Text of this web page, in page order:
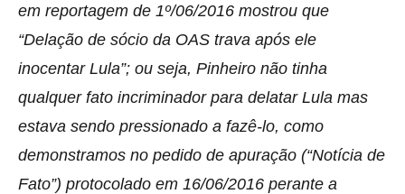
em reportagem de 1º/06/2016 mostrou que
“Delação de sócio da OAS trava após ele
inocentar Lula”; ou seja, Pinheiro não tinha
qualquer fato incriminador para delatar Lula mas
estava sendo pressionado a fazê-lo, como
demonstramos no pedido de apuração (“Notícia de
Fato”) protocolado em 16/06/2016 perante a